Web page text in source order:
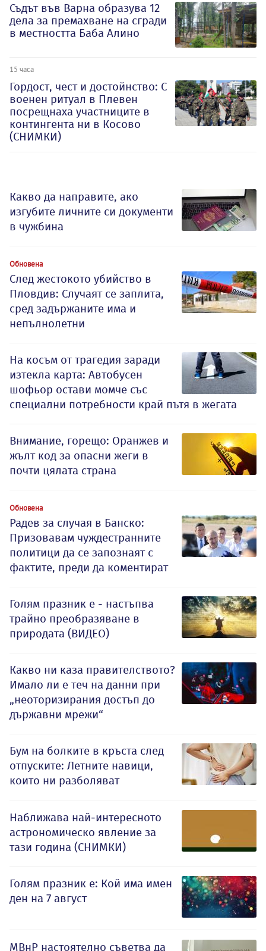
Съдът във Варна образува 12
дела за премахване на сгради
в местността Баба Алино
15 часа
Гордост, чест и достойнство: С
военен ритуал в Плевен
посрещнаха участниците в
контингента ни в Косово
(СНИМКИ)
Какво да направите, ако
изгубите личните си документи
в чужбина
Обновена
След жестокото убийство в
Пловдив: Случаят се заплита,
сред задържаните има и
непълнолетни
На косъм от трагедия заради
изтекла карта: Автобусен
шофьор остави момче със
специални потребности край пътя в жегата
Внимание, горещо: Оранжев и
жълт код за опасни жеги в
почти цялата страна
Обновена
Радев за случая в Банско:
Призовавам чуждестранните
политици да се запознаят с
фактите, преди да коментират
Голям празник е - настъпва
трайно преобразяване в
природата (ВИДЕО)
Какво ни каза правителството?
Имало ли е теч на данни при
„неоторизирания достъп до
държавни мрежи“
Бум на болките в кръста след
отпуските: Летните навици,
които ни разболяват
Наближава най-интересното
астрономическо явление за
тази година (СНИМКИ)
Голям празник е: Кой има имен
ден на 7 август
МВнР настоятелно съветва да